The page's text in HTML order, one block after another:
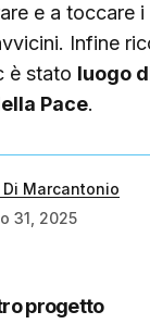
e a toccare
Infine
è stato luogo
Pace.
Marcantonio
31, 2025
progetto